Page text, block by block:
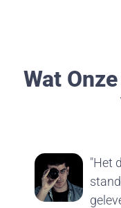
Wat
"Het